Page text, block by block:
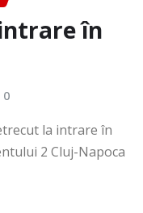
în
0
la intrare în
2 Cluj-Napoca